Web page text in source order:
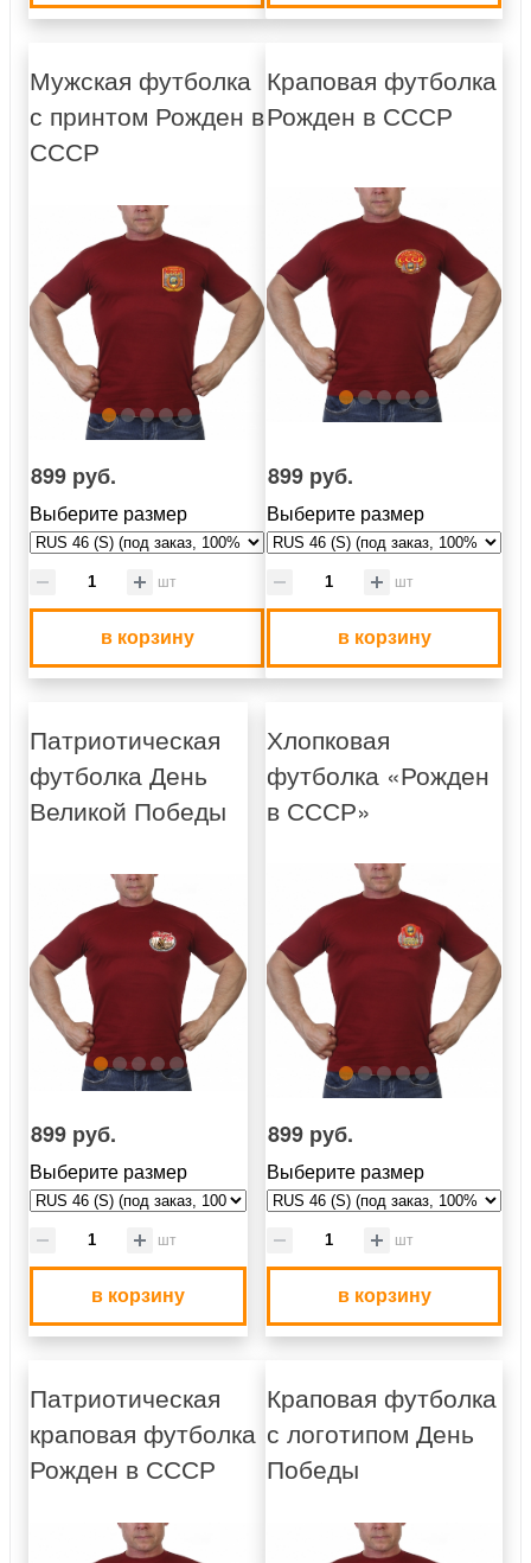
Мужская футболка
с принтом Рожден в
СССР
899 руб.
Выберите размер
шт
в корзину
Краповая футболка
Рожден в СССР
899 руб.
Выберите размер
шт
в корзину
Патриотическая
футболка День
Великой Победы
899 руб.
Выберите размер
шт
в корзину
Хлопковая
футболка «Рожден
в СССР»
899 руб.
Выберите размер
шт
в корзину
Патриотическая
краповая футболка
Рожден в СССР
Краповая футболка
с логотипом День
Победы